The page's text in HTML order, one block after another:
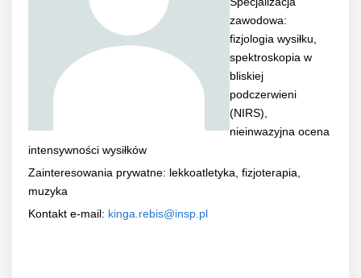
zawodowa:
fizjologia wysiłku,
spektroskopia w
bliskiej
podczerwieni
(NIRS),
nieinwazyjna ocena
intensywności wysiłków
Zainteresowania prywatne: lekkoatletyka, fizjoterapia,
muzyka
Kontakt e-mail: kinga.rebis@insp.pl